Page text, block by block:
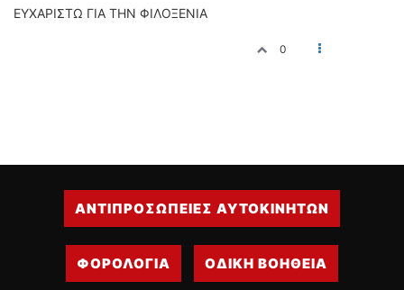
ΕΥΧΑΡΙΣΤΩ ΓΙΑ ΤΗΝ ΦΙΛΟΞΕΝΙΑ
0
FORMULA 1
4T CLASSIC
ΜΟΝΤΕΛΑ
ΚΑΤΑΣΚΕΥΑΣΤΕΣ
ΑΓΩΝΙΣΤΙΚΑ ΑΥΤΟΚΙΝΗΤΑ
ΑΓΩΝΕΣ/ΔΙΟΡΓΑΝΩΣΕΙΣ
ΑΝΤΙΠΡΟΣΩΠΕΙΕΣ ΑΥΤΟΚΙΝΗΤΩΝ
ΦΟΡΟΛΟΓΙΑ ΟΔΙΚΗ ΒΟΗΘΕΙΑ